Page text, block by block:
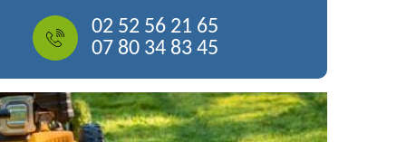
02 52 56 21 65
07 80 34 83 45